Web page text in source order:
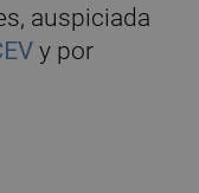
auspiciada
y por